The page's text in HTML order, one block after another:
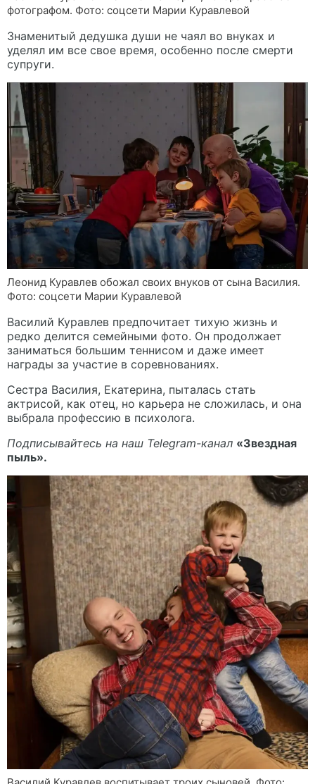
фотографом. Фото: соцсети Марии Куравлевой
Знаменитый дедушка души не чаял во внуках и
уделял им все свое время, особенно после смерти
супруги.
Леонид Куравлев обожал своих внуков от сына Василия.
Фото: соцсети Марии Куравлевой
Василий Куравлев предпочитает тихую жизнь и
редко делится семейными фото. Он продолжает
заниматься большим теннисом и даже имеет
награды за участие в соревнованиях.
Сестра Василия, Екатерина, пыталась стать
актрисой, как отец, но карьера не сложилась, и она
выбрала профессию в психолога.
Подписывайтесь на наш Telegram-канал «Звездная
пыль».